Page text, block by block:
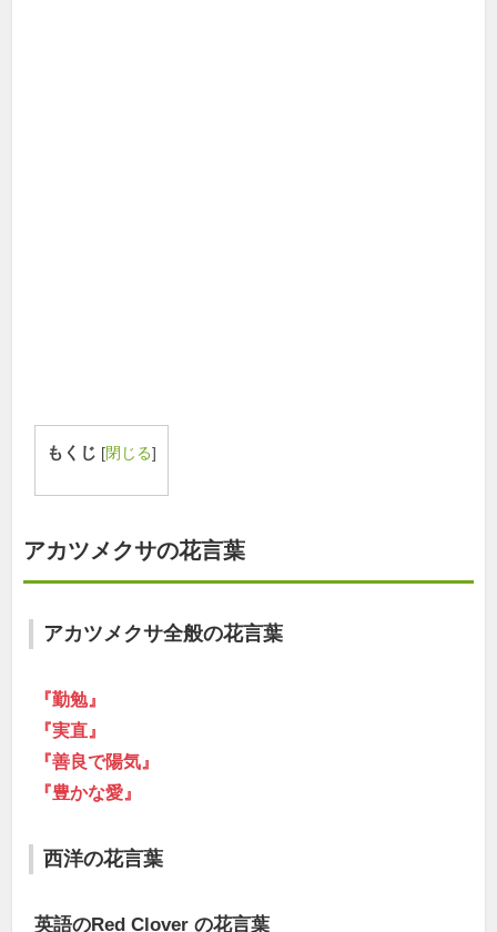
もくじ [閉じる]
アカツメクサの花言葉
アカツメクサ全般の花言葉
『勤勉』
『実直』
『善良で陽気』
『豊かな愛』
西洋の花言葉
英語のRed Clover の花言葉